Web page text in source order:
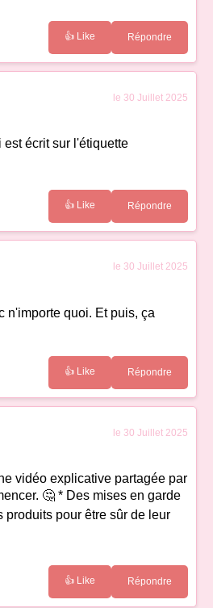
👍 Like Répondre
le 30 Juillet 2025
écrit sur l'étiquette
👍 Like Répondre
le 30 Juillet 2025
n'importe quoi. Et puis, ça
👍 Like Répondre
le 30 Juillet 2025
vidéo explicative partagée par
🤔 * Des mises en garde
produits pour être sûr de leur
👍 Like Répondre